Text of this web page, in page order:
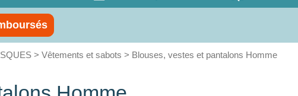
> Vêtements et sabots > Blouses, vestes et pantalons Homme